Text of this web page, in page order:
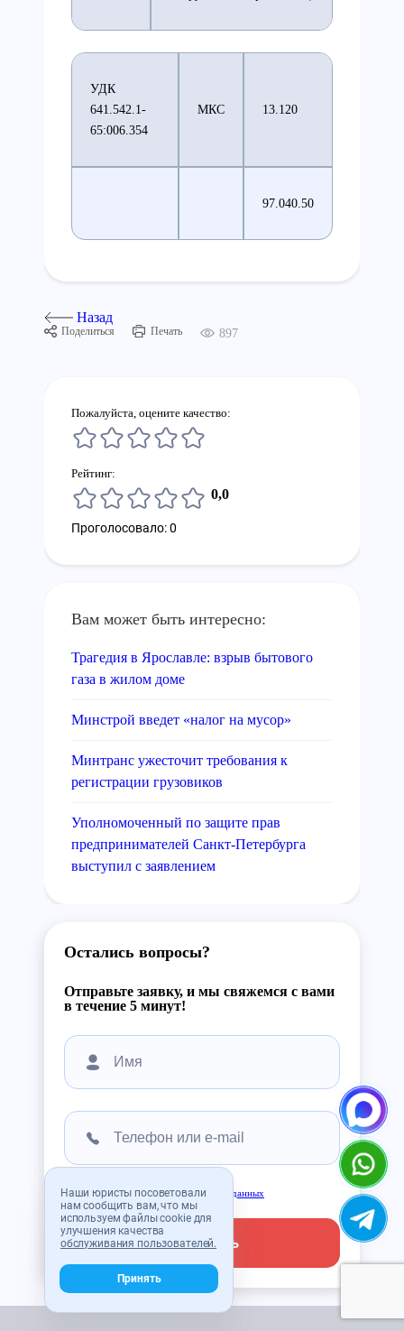
Наши юристы посоветовали
нам сообщить вам, что мы
используем файлы cookie для
улучшения качества
обслуживания пользователей.
Принять
УДК
641.542.1-
65:006.354
МКС 13.120
97.040.50
Назад
Поделиться Печать 897
Пожалуйста, оцените качество:
Рейтинг:
0,0
Проголосовало: 0
Вам может быть интересно:
Трагедия в Ярославле: взрыв бытового
газа в жилом доме
Минстрой введет «налог на мусор»
Минтранс ужесточит требования к
регистрации грузовиков
Уполномоченный по защите прав
предпринимателей Санкт-Петербурга
выступил с заявлением
Остались вопросы?
Отправьте заявку, и мы свяжемся с вами
в течение 5 минут!
Соглашаюсь сусловиями передачи данных
Отправить